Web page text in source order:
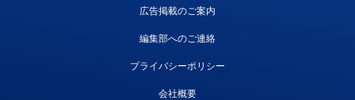
広告掲載のご案内
編集部へのご連絡
プライバシーポリシー
会社概要